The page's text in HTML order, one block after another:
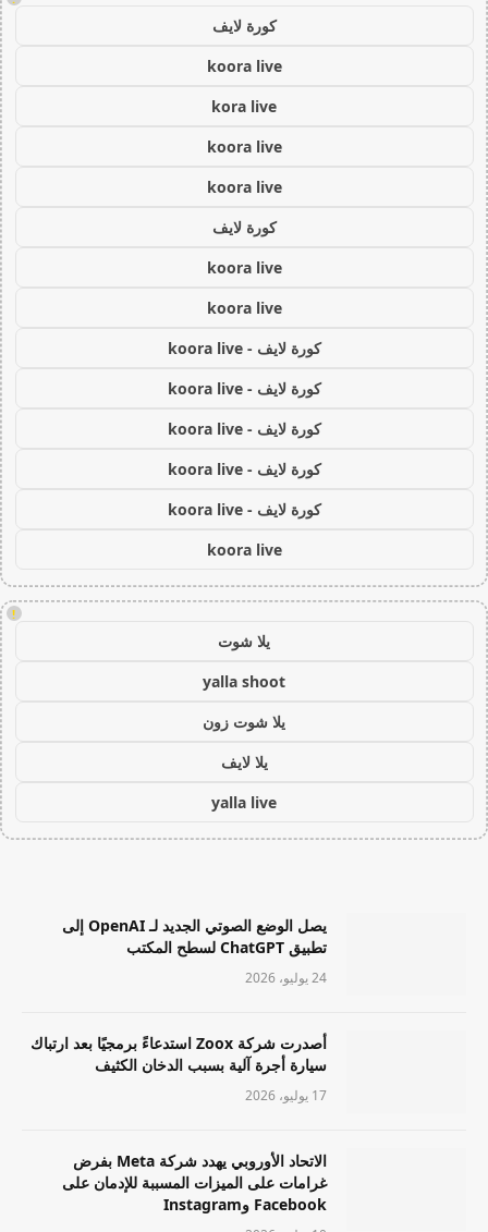
كورة لايف
koora live
kora live
koora live
koora live
كورة لايف
koora live
koora live
كورة لايف - koora live
كورة لايف - koora live
كورة لايف - koora live
كورة لايف - koora live
كورة لايف - koora live
koora live
!
يلا شوت
yalla shoot
يلا شوت زون
يلا لايف
yalla live
يصل الوضع الصوتي الجديد لـ OpenAI إلى
تطبيق ChatGPT لسطح المكتب
24 يوليو، 2026
أصدرت شركة Zoox استدعاءً برمجيًا بعد ارتباك
سيارة أجرة آلية بسبب الدخان الكثيف
17 يوليو، 2026
الاتحاد الأوروبي يهدد شركة Meta بفرض
غرامات على الميزات المسببة للإدمان على
Facebook وInstagram